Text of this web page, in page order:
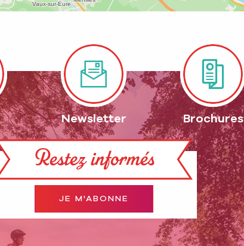
Newsletter Brochures
Restez informés
JE M'ABONNE